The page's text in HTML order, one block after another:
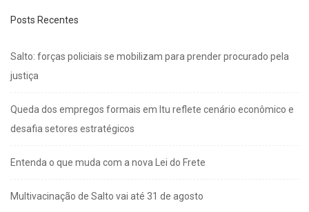
Posts Recentes
Salto: forças policiais se mobilizam para prender procurado pela
justiça
Queda dos empregos formais em Itu reflete cenário econômico e
desafia setores estratégicos
Entenda o que muda com a nova Lei do Frete
Multivacinação de Salto vai até 31 de agosto